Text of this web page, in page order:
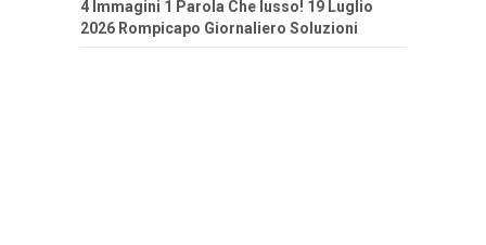
4 Immagini 1 Parola Che lusso! 19 Luglio
2026 Rompicapo Giornaliero Soluzioni